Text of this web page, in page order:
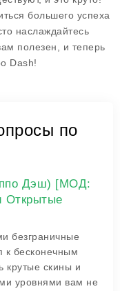
большего успеха
наслаждайтесь
полезен, и теперь
Dash!
по
Дэш) [МОД:
Открытые
безграничные
к бесконечным
крутые скины и
уровнями вам не